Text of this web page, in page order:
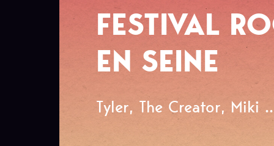
FESTIVAL
EN SEINE
Tyler, The Creator, Miki